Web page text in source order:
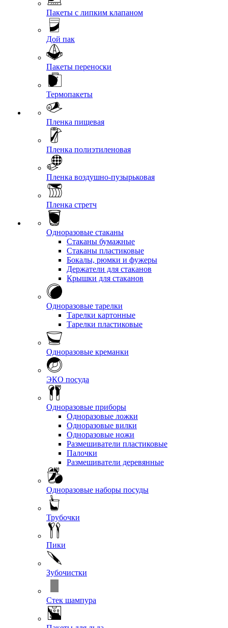
Пакеты с липким клапаном
Дой пак
Пакеты переноски
Термопакеты
Пленка пищевая
Пленка полиэтиленовая
Пленка воздушно-пузырьковая
Пленка стретч
Одноразовые стаканы
Стаканы бумажные
Стаканы пластиковые
Бокалы, рюмки и фужеры
Держатели для стаканов
Крышки для стаканов
Одноразовые тарелки
Тарелки картонные
Тарелки пластиковые
Одноразовые креманки
ЭКО посуда
Одноразовые приборы
Одноразовые ложки
Одноразовые вилки
Одноразовые ножи
Размешиватели пластиковые
Палочки
Размешиватели деревянные
Одноразовые наборы посуды
Трубочки
Пики
Зубочистки
Стек шампура